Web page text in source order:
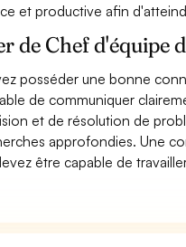
et productive afin
de Chef d'équipe
posséder une bonne
de communiquer
et de résolution de
approfondies. Une
être capable de